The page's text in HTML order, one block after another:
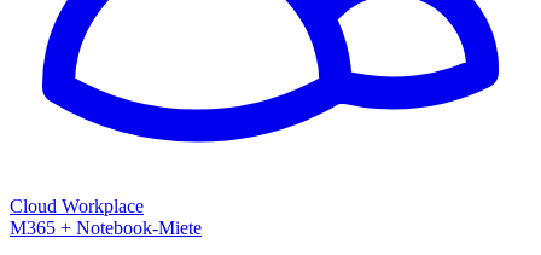
Cloud Workplace
M365 + Notebook-Miete